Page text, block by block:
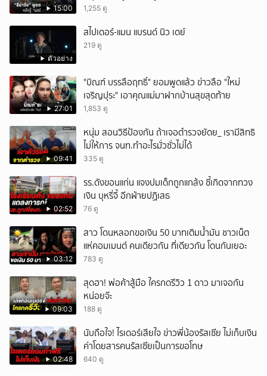
15:00 1,255 ดู
ตัวอย่าง
สไปเดอร์-แมน แบรนด์ นิว เดย์
219 ดู
27:01
"บิณฑ์ บรรลือฤทธิ์" ยอมพูดแล้ว ข่าวลือ "ใหม่
เจริญปุระ" เอาคุณแม่มาฝากบ้านสุขสุดท้าย
1,853 ดู
09:41
หนุ่ม สอนวิธีป้องกัน ถ้าเจอตำรวจยัดย_ เรามีสิทธิ
ไม่ให้การ จนท.ทำอะไรมั่วซั่วไม่ได้
335 ดู
02:52
รร.ดังขอนแก่น แจงปมเด็กถูกแกล้ง ชี้เกิดจากทวง
เงิน บุหรี่จี้ อีกฝ่ายปฏิเสธ
76 ดู
03:12
สาว โดนหลอกขอเงิน 50 บาทเติมน้ำมัน ชาวเน็ต
แห่คอมเมนต์ คนเดียวกัน ที่เดียวกัน โดนกันเยอะ
783 ดู
09:03
สุดฮา! พ่อค้าสู้มือ ใครกดรีวิว 1 ดาว มาเจอกัน
หน่อยจ๊ะ
188 ดู
02:48
นับถือใจ! ไรเดอร์เสียใจ ข่าวพี่น้องรัสเซีย ไม่เก็บเงิน
ค่าโดยสารคนรัสเซียเป็นการขอโทษ
640 ดู